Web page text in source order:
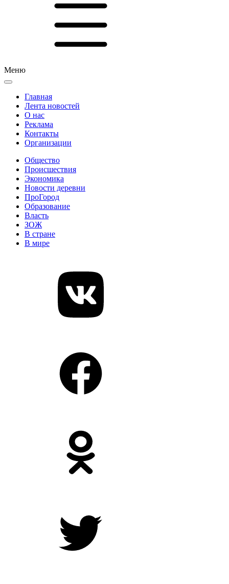
Меню
Главная
Лента новостей
О нас
Реклама
Контакты
Организации
Общество
Происшествия
Экономика
Новости деревни
ПроГород
Образование
Власть
ЗОЖ
В стране
В мире